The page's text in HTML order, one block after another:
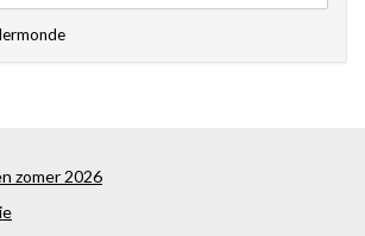
zomer 2026